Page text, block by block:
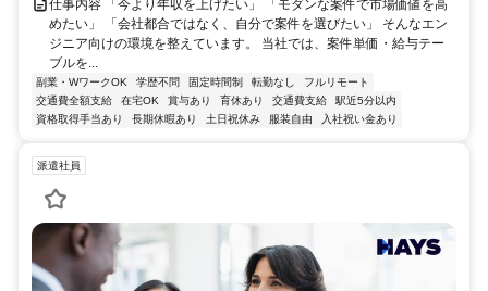
仕事内容 「今より年収を上げたい」 「モダンな案件で市場価値を高
めたい」 「会社都合ではなく、自分で案件を選びたい」 そんなエン
ジニア向けの環境を整えています。 当社では、案件単価・給与テー
ブルを...
副業・WワークOK 学歴不問 固定時間制 転勤なし
フルリモート
交通費全額支給
在宅OK 賞与あり 育休あり 交通費支給
駅近5分以内
資格取得手当あり
長期休暇あり 土日祝休み 服装自由 入社祝い金あり
派遣社員